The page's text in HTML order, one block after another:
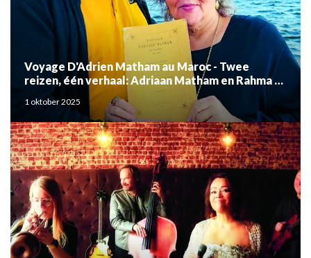
Voyage D'Adrien Matham au Maroc - Twee
reizen, één verhaal: Adriaan Matham en Rahma el
Mouden
1 oktober 2025